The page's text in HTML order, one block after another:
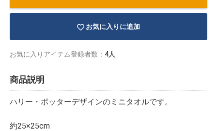
お気に入りに追加
お気に入りアイテム登録者数： 4人
商品説明
ハリー・ポッターデザインのミニタオルです。
約25×25cm